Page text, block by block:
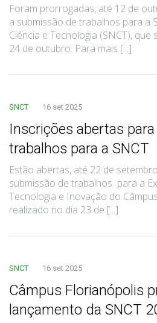
Foram prorrogadas, até 12 de
a submissão de trabalhos para a
Ciência e Tecnologia (SNCT),
24 de outubro. Para mais [...]
SNCT 16 set 2025
Inscrições abertas
trabalhos para a SNCT
Estão abertas, até 22 de
submissão de trabalhos para a
Tecnologia e Inovação do
realizado no dia 23 de [...]
SNCT 16 set 2025
Câmpus Florianópolis
lançamento da SNCT